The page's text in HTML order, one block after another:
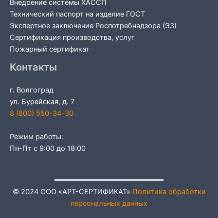
Внедрение системы ХАССП
Технический паспорт на изделие ГОСТ
Экспертное заключение Роспотребнадзора (ЭЗ)
Сертификация производства, услуг
Пожарный сертификат
Контакты
г. Волгоград
ул. Бурейская, д. 7
8 (800) 550-34-30
Режим работы:
Пн-Пт с 9:00 до 18:00
© 2024 ООО «АРТ-СЕРТИФИКАТ» Политика обработки
персональных данных